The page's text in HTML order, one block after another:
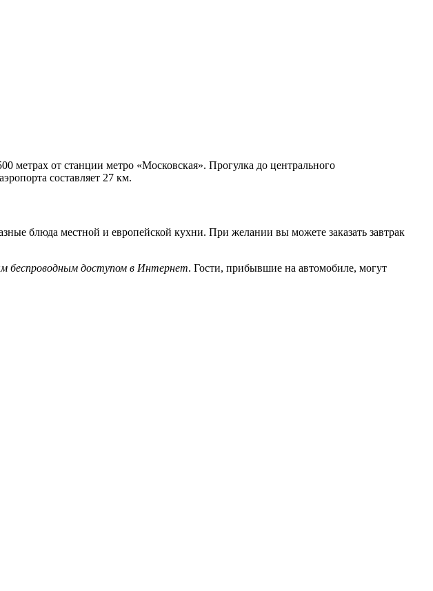
метрах от станции метро «Московская». Прогулка до центрального
составляет 27 км.
блюда местной и европейской кухни. При желании вы можете заказать завтрак
беспроводным доступом в Интернет. Гости, прибывшие на автомобиле, могут